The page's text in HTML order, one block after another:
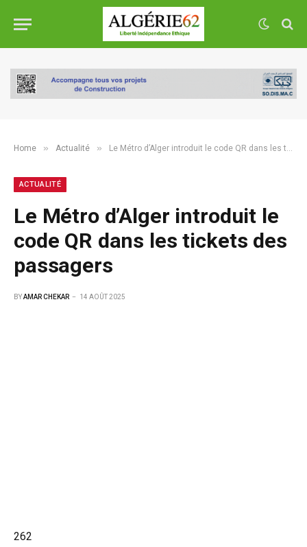
Home » Actualité » Le Métro d’Alger introduit le code QR dans les tickets des passagers
ACTUALITÉ
Le Métro d’Alger introduit le
code QR dans les tickets des
passagers
BYAMAR CHEKAR 14 AOÛT 2025
262